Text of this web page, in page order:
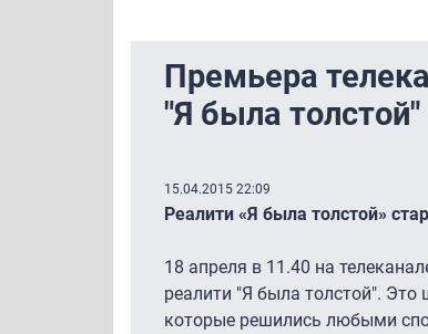
Премьера
"Я была толстой"
15.04.2015 22:09
Реалити «Я была толстой»
18 апреля в 11.40 на
реалити "Я была толстой".
которые решились любыми